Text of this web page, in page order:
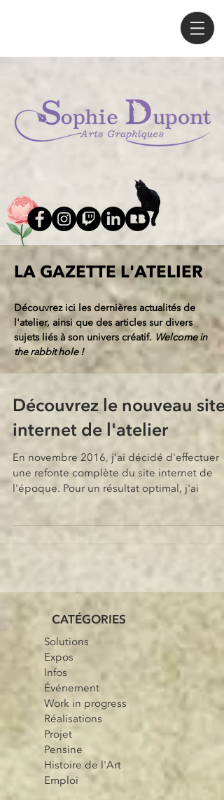
LA GAZETTE L'ATELIER
Découvrez ici les dernières actualités de
l'atelier, ainsi que des articles sur divers
sujets liés à son univers créatif. Welcome in
the rabbit hole !
Découvrez le nouveau site
internet de l'atelier
En novembre 2016, j'ai décidé d'effectuer
une refonte complète du site internet de
l'époque. Pour un résultat optimal, j'ai
CATÉGORIES
Solutions
Expos
Infos
Événement
Work in progress
Réalisations
Projet
Pensine
Histoire de l'Art
Emploi